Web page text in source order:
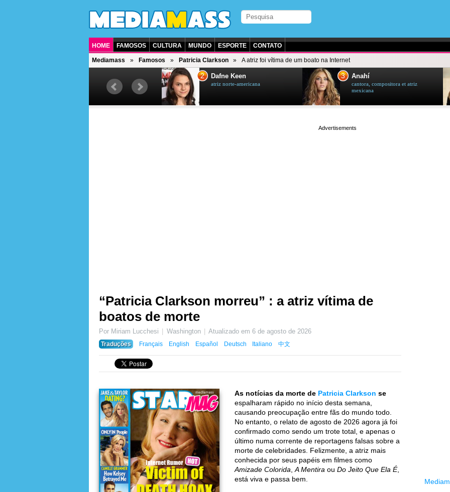
HOME FAMOSOS CULTURA MUNDO ESPORTE CONTATO
Mediamass Famosos Patricia Clarkson A atriz foi vítima de um boato na Internet
2 Dafne Keen
atriz norte-americana
3 Anahí
cantora, compositora et atriz
mexicana
“Patricia Clarkson morreu” : a atriz vítima de
boatos de morte
Por Miriam Lucchesi Washington Atualizado em6 de agosto de 2026
Traduções
Français English Español Deutsch Italiano 中文
As notícias da morte de Patricia Clarkson se
espalharam rápido no início desta semana,
causando preocupação entre fãs do mundo todo.
No entanto, o relato de agosto de 2026 agora já foi
confirmado como sendo um trote total, e apenas o
último numa corrente de reportagens falsas sobre a
morte de celebridades. Felizmente, a atriz mais
conhecida por seus papéis em filmes como
Amizade Colorida A Mentira ou Do Jeito Que Ela É,
está viva e passa bem.